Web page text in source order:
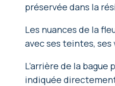
préservée dans la
Les nuances de la
avec ses teintes, ses
L’arrière de la
indiquée